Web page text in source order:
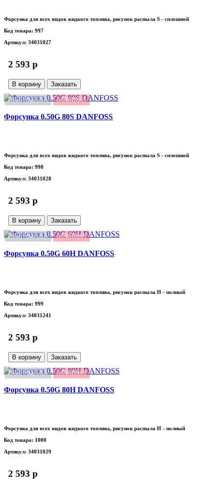
Форсунка для всех видов жидкого топлива, рисунок распыла S - сплошной
Код товара: 997
Артикул: 34031027
2 593 p
В корзину Заказать
РАСПРОДАЖА НОВИНКА
Форсунка 0.50G 80S DANFOSS
Форсунка для всех видов жидкого топлива, рисунок распыла S - сплошной
Код товара: 998
Артикул: 34031028
2 593 p
В корзину Заказать
РАСПРОДАЖА НОВИНКА
Форсунка 0.50G 60H DANFOSS
Форсунка для всех видов жидкого топлива, рисунок распыла H - полный
Код товара: 999
Артикул: 34031241
2 593 p
В корзину Заказать
РАСПРОДАЖА НОВИНКА
Форсунка 0.50G 80H DANFOSS
Форсунка для всех видов жидкого топлива, рисунок распыла H - полный
Код товара: 1000
Артикул: 34031029
2 593 p